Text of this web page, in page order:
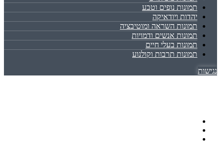
תמונות נופים וטבע
יהדות ויודאיקה
תמונות השראה ומוטיבציה
תמונות אנשים ודמויות
תמונות בעלי חיים
תמונות תרבות וקולנוע
נגישות